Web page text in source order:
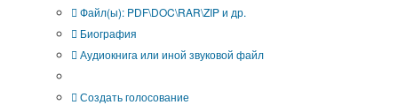
Файл(ы): PDF\DOC\RAR\ZIP и др.
Биография
Аудиокнига или иной звуковой файл
Создать голосование